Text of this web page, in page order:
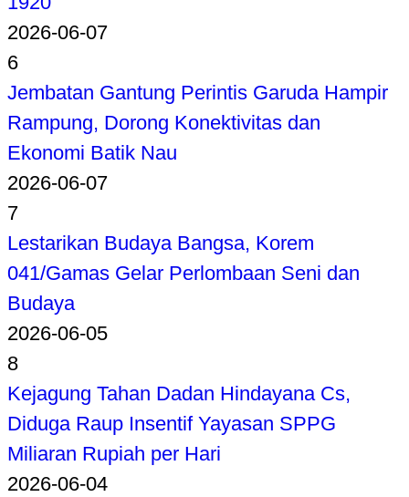
2026-06-07
6
Jembatan Gantung Perintis Garuda Hampir
Rampung, Dorong Konektivitas dan
Ekonomi Batik Nau
2026-06-07
7
Lestarikan Budaya Bangsa, Korem
041/Gamas Gelar Perlombaan Seni dan
Budaya
2026-06-05
8
Kejagung Tahan Dadan Hindayana Cs,
Diduga Raup Insentif Yayasan SPPG
Miliaran Rupiah per Hari
2026-06-04